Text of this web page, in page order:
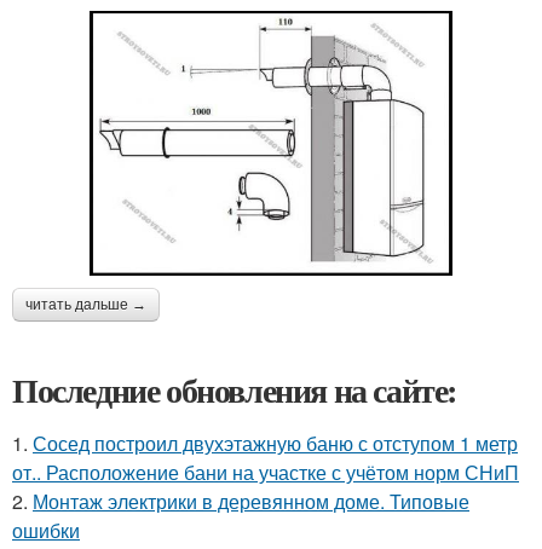
читать дальше →
Последние обновления на сайте:
1. Сосед построил двухэтажную баню с отступом 1 метр
от.. Расположение бани на участке с учётом норм СНиП
2. Монтаж электрики в деревянном доме. Типовые
ошибки